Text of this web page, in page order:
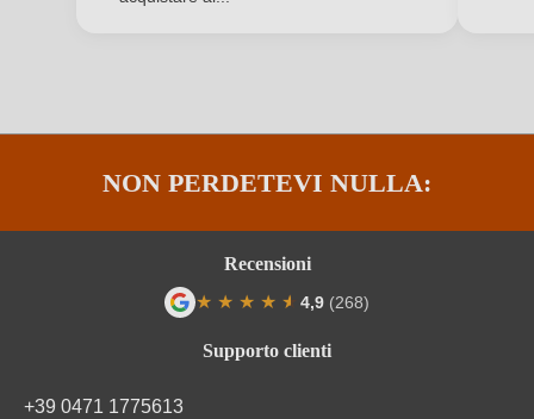
NON PERDETEVI NULLA:
Supporto clienti
+39 0471 1775613
Recensioni
★ ★ ★ ★ ★
★ 4,9 (268)